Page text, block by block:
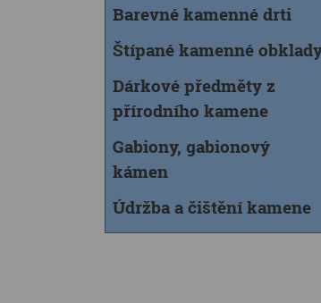
Barevné kamenné drti
Štípané kamenné
Dárkové předměty z
přírodního kamene
Gabiony, gabionový
kámen
Údržba a čištění kamene